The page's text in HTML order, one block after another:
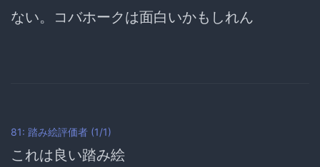
ない。
コバホークは面白いかもしれん
81: 踏み絵評価者 (1/1)
これは良い踏み絵